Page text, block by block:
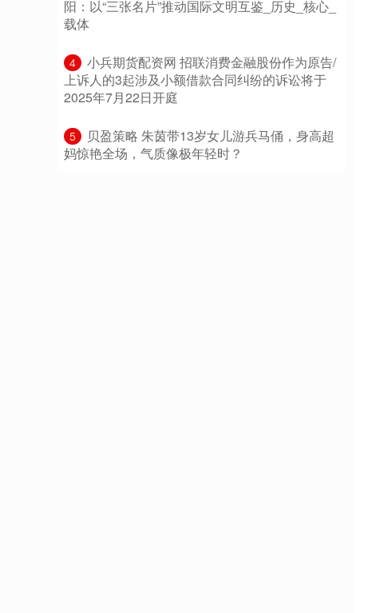
阳：以“三张名片”推动国际文明互鉴_历史_核心_
载体
4
​小兵期货配资网 招联消费金融股份作为原告/
上诉人的3起涉及小额借款合同纠纷的诉讼将于
2025年7月22日开庭
5
​贝盈策略 朱茵带13岁女儿游兵马俑，身高超
妈惊艳全场，气质像极年轻时？